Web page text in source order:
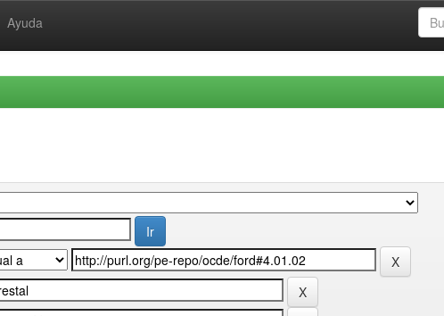
Ayuda